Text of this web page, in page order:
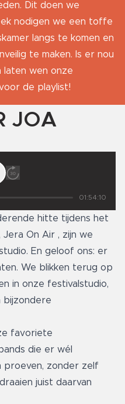
Dit doen we
nodigen we een toffe
langs te komen en
te maken. Is er nou
laten wen onze
de playlist!
JOA
01:54:10
hitte tijdens het
On Air , zijn we
En geloof ons: er
We blikken terug op
in onze festivalstudio,
bijzondere
favoriete
die er wél
proeven, zonder zelf
juist daarvan